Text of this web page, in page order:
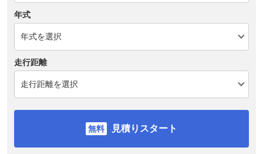
年式
走行距離
見積りスタート